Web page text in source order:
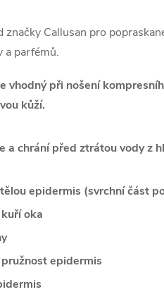
Callusan pro
a parfémů.
vhodný při nošení
kůží.
a chrání před ztrátou vody z
epidermis (svrchní část
oka
epidermis